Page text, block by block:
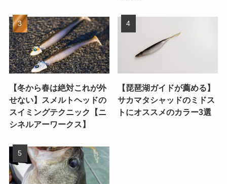
【冬から春は絶対これが外
せない】スメルトヘッドの
スイミングテクニック【ニ
シネルアーワークス】
【琵琶湖ガイドが薦める】
サカマタシャッドのミドス
トにオススメのカラー3選